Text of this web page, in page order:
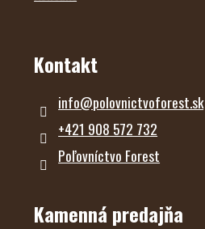
Kontakt
info@polovnictvoforest.sk
+421 908 572 732
Poľovníctvo Forest
Kamenná predajňa